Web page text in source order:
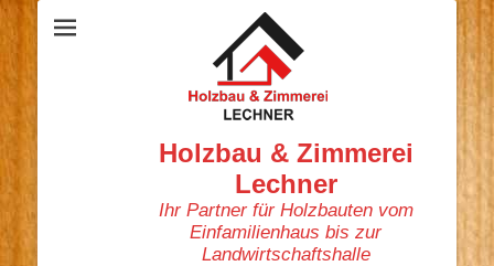
Holzbau & Zimmerei
Lechner
Ihr Partner für Holzbauten vom
Einfamilienhaus bis zur
Landwirtschaftshalle